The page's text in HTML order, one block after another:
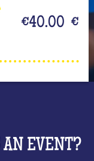
€40.00 €
EVENT?